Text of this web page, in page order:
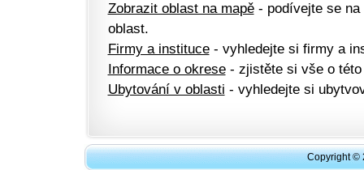
Zobrazit oblast na mapě- podívejte se na
oblast.
Firmy a instituce- vyhledejte si firmy a
Informace o okrese- zjistěte si vše o této
Ubytování v oblasti - vyhledejte si
Copyright ©